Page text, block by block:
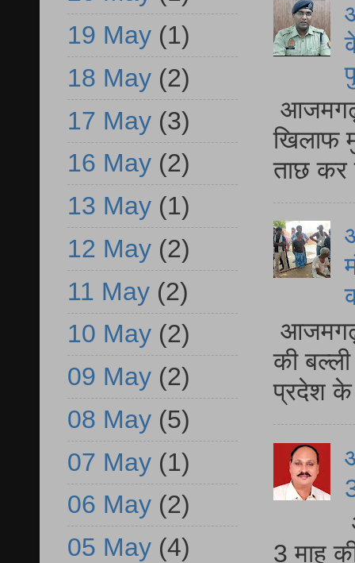
आजमगढ़
खिलाफ
ताछ कर
आजमगढ़
की
प्रदेश
3 माह
19 May (1)
18 May (2)
17 May (3)
16 May (2)
13 May (1)
12 May (2)
11 May (2)
10 May (2)
09 May (2)
08 May (5)
07 May (1)
06 May (2)
05 May (4)